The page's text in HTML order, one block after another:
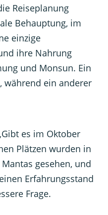
Reiseplanung
Behauptung, im
einzige
ihre Nahrung
und Monsun. Ein
während ein anderer
es im Oktober
Plätzen wurden in
gesehen, und
Erfahrungsstand
Frage.